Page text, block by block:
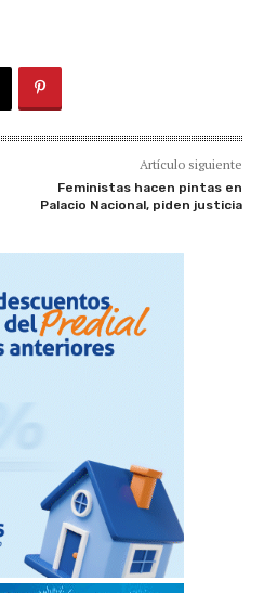
Artículo siguiente
Feministas hacen pintas en
Palacio Nacional, piden justicia